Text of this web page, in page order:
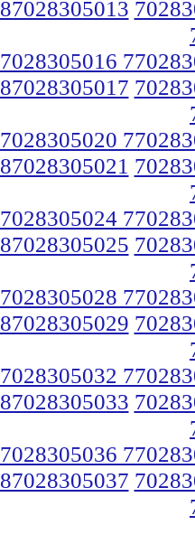
87028305013
7028305016
87028305017
7028305020
87028305021
7028305024
87028305025
7028305028
87028305029
7028305032
87028305033
7028305036
87028305037